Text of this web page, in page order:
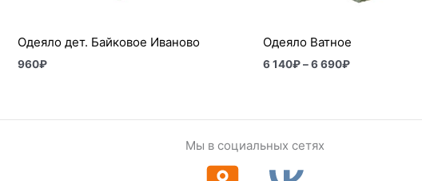
Одеяло дет. Байковое Иваново
960₽
Одеяло Ватное
6 140₽–6 690₽
Мы в социальных сетях